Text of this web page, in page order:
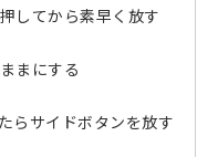
してから素早く放す
まにする
らサイドボタンを放す